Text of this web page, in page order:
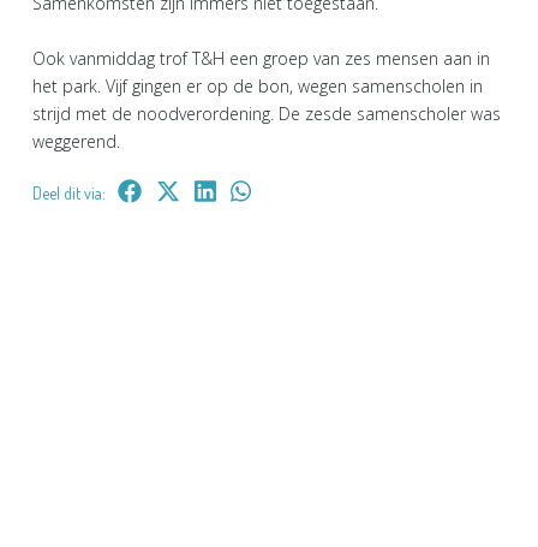
Ook vanmiddag trof T&H een groep van zes mensen aan in
het park. Vijf gingen er op de bon, wegen samenscholen in
strijd met de noodverordening. De zesde samenscholer was
weggerend.
Deel dit via: